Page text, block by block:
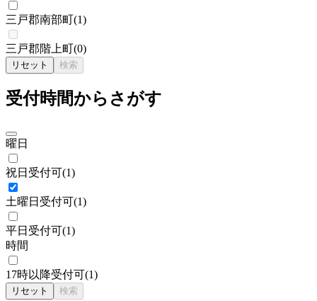
三戸郡南部町(1)
三戸郡階上町(0)
リセット 検索
受付時間からさがす
曜日
祝日受付可(1)
土曜日受付可(1)
平日受付可(1)
時間
17時以降受付可(1)
リセット 検索